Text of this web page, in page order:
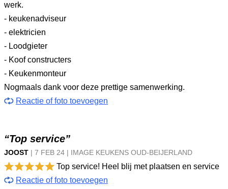
werk.
- keukenadviseur
- elektricien
- Loodgieter
- Koof constructers
- Keukenmonteur
Nogmaals dank voor deze prettige samenwerking.
Reactie of foto toevoegen
“Top service”
JOOST | 7 FEB 24 | IMAGE KEUKENS OUD-BEIJERLAND
Top service! Heel blij met plaatsen en service
Reactie of foto toevoegen